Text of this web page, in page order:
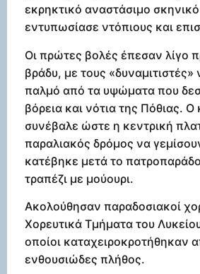
εκρηκτικό αναστάσιμο
εντυπωσίασε ντόπιους και
Οι πρώτες βολές έπεσαν λίγο
βράδυ, με τους «δυναμιτιστές»
παλμό από τα υψώματα που
βόρεια και νότια της Πόθιας. Ο
συνέβαλε ώστε η κεντρική
παραλιακός δρόμος να
κατέβηκε μετά το
τραπέζι με μούουρι.
Ακολούθησαν παραδοσιακοί
Χορευτικά Τμήματα του
οποίοι καταχειροκροτήθηκαν
ενθουσιώδες πλήθος.